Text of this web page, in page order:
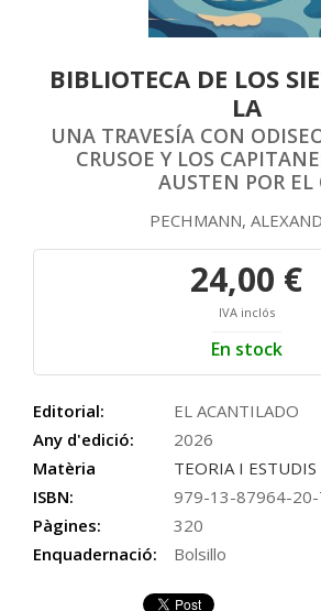
BIBLIOTECA DE LOS
LA
UNA TRAVESÍA CON
CRUSOE Y LOS
AUSTEN POR EL
PECHMANN,
24,00 €
IVA inclós
En stock
Editorial:
EL ACANTILADO
Any d'edició:
2026
Matèria
TEORIA I ESTUDIS
ISBN:
979-13-87964-
Pàgines:
320
Enquadernació:
Bolsillo